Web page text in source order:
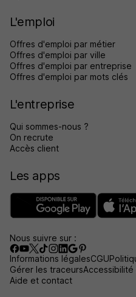
L'emploi
Offres d'emploi par métier
Offres d'emploi par ville
Offres d'emploi par entreprise
Offres d'emploi par mots clés
L'entreprise
Qui sommes-nous ?
On recrute
Accès client
Les apps
Nous suivre sur :
Informations légalesCGU
Gérer les traceurs
Aide et contact